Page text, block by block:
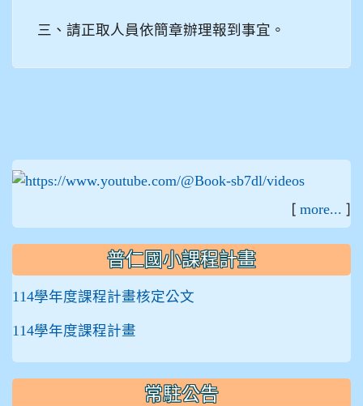
三、請正取人員依簡章辦理報到事宜。
[ more... ]
普仁國小課程計畫
114學年度課程計畫核定公文
114學年度課程計畫
常駐公告